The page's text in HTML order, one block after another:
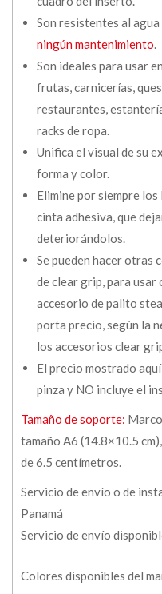
Son resistentes al agua
ningún mantenimiento.
Son ideales para usar
frutas, carnicerías,
restaurantes,
racks de ropa.
Unifica el visual de su
forma y color.
Elimine por siempre
cinta adhesiva, que
deteriorándolos.
Se pueden hacer otras
de clear grip, para usar
accesorio de palito
porta precio, según la
los accesorios clear
El precio mostrado
pinza y NO incluye el
Tamaño de soporte:
tamaño A6 (14.8×10.5
de 6.5 centímetros.
Servicio de envío o de
Panamá
Servicio de envío
Colores disponibles del